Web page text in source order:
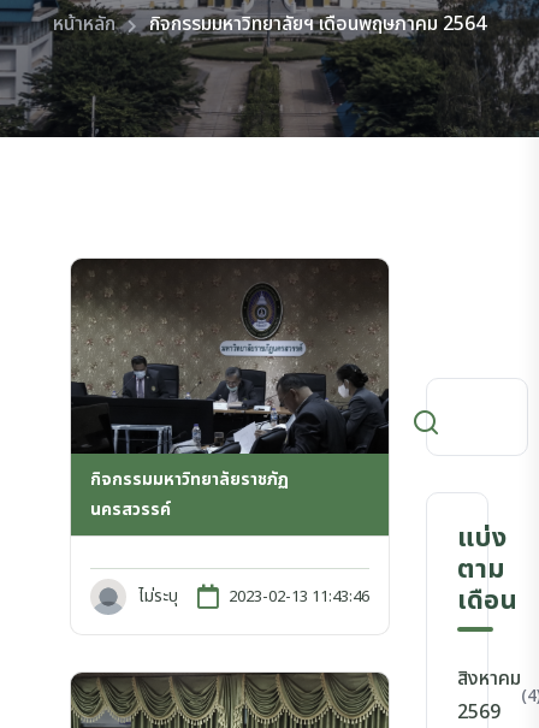
หน้าหลัก กิจกรรมมหาวิทยาลัยฯ เดือนพฤษภาคม 2564
กิจกรรมมหาวิทยาลัยราชภัฏ
นครสวรรค์
ไม่ระบุ 2023-02-13 11:43:46
แบ่ง
ตาม
เดือน
สิงหาคม
2569